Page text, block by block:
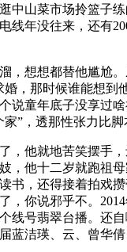
中山菜市场拎篮子
线年没往来，还有
想想都替他尴尬。
婚，那时候谁能想到
说童年底子没享过
”，透那性张力比脚
他就地苦笑摆手，
，他十二岁就跑祖
书，还得接着拍戏
，你说邪乎不。
线号翡翠台播。还
蓝洁瑛、云、曾华倩